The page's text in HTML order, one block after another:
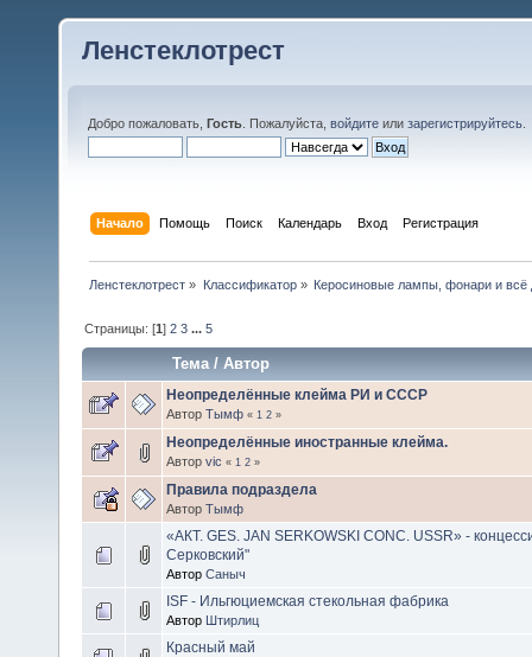
Ленстеклотрест
Добро пожаловать, Гость . Пожалуйста, войдите или зарегистрируйтесь
Начало Помощь Поиск Календарь Вход Регистрация
Ленстеклотрест » Классификатор» Керосиновые лампы, фонари и всё
Страницы: [1]2 3 ...5
Тема/Автор
Неопределённые клейма РИ и СССР
Автор Тымф « 1 2 »
Неопределённые иностранные клейма.
Автор vic « 1 2 »
Правила подраздела
Автор Тымф
«АКТ. GES. JAN SERKOWSKI CONC. USSR» -
Серковский"
Автор Саныч
ISF - Ильгюциемская стекольная фабрика
Автор Штирлиц
Красный май